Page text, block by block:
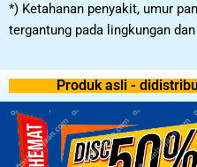
*) Ketahanan penyakit, umur
tergantung pada lingkungan
Produk asli -